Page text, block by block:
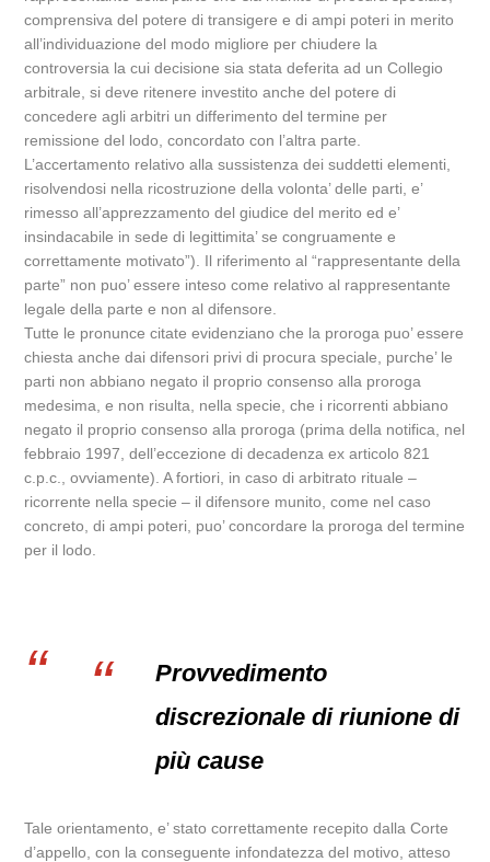
comprensiva del potere di transigere e di ampi poteri in merito
all’individuazione del modo migliore per chiudere la
controversia la cui decisione sia stata deferita ad un Collegio
arbitrale, si deve ritenere investito anche del potere di
concedere agli arbitri un differimento del termine per
remissione del lodo, concordato con l’altra parte.
L’accertamento relativo alla sussistenza dei suddetti elementi,
risolvendosi nella ricostruzione della volonta’ delle parti, e’
rimesso all’apprezzamento del giudice del merito ed e’
insindacabile in sede di legittimita’ se congruamente e
correttamente motivato”). Il riferimento al “rappresentante della
parte” non puo’ essere inteso come relativo al rappresentante
legale della parte e non al difensore.
Tutte le pronunce citate evidenziano che la proroga puo’ essere
chiesta anche dai difensori privi di procura speciale, purche’ le
parti non abbiano negato il proprio consenso alla proroga
medesima, e non risulta, nella specie, che i ricorrenti abbiano
negato il proprio consenso alla proroga (prima della notifica, nel
febbraio 1997, dell’eccezione di decadenza ex articolo 821
c.p.c., ovviamente). A fortiori, in caso di arbitrato rituale –
ricorrente nella specie – il difensore munito, come nel caso
concreto, di ampi poteri, puo’ concordare la proroga del termine
per il lodo.
Provvedimento
discrezionale di riunione di
più cause
Tale orientamento, e’ stato correttamente recepito dalla Corte
d’appello, con la conseguente infondatezza del motivo, atteso